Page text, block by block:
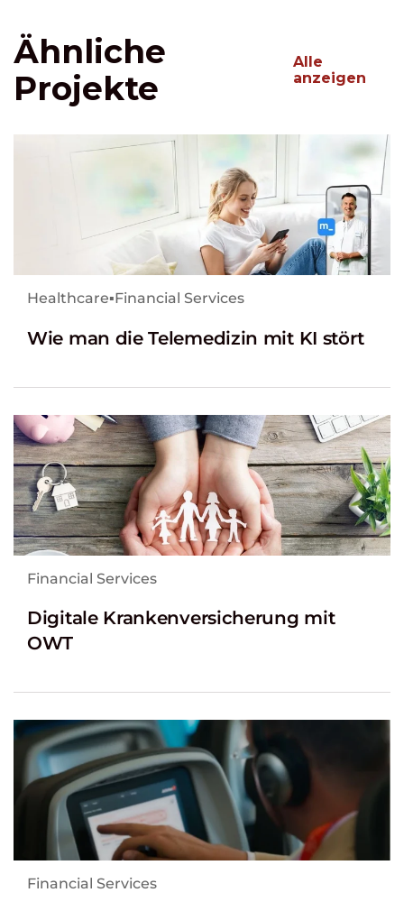
Ähnliche
Projekte
Alle
anzeigen
Healthcare▪Financial Services
Wie man die Telemedizin mit KI stört
Financial Services
Digitale Krankenversicherung mit
OWT
Financial Services